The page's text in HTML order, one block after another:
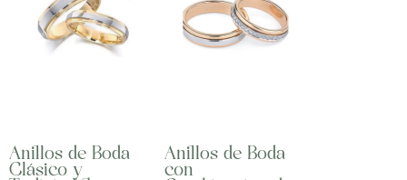
Anillos de Boda
Clásico y
Anillos de Boda
con